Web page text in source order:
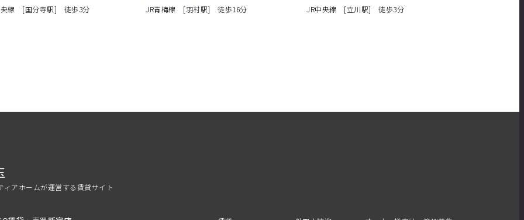
央線 [国分寺駅] 徒歩3分
JR青梅線 [羽村駅] 徒歩16分
JR中央線 [立川駅] 徒歩3分
ィアホームが運営する賃貸サイト